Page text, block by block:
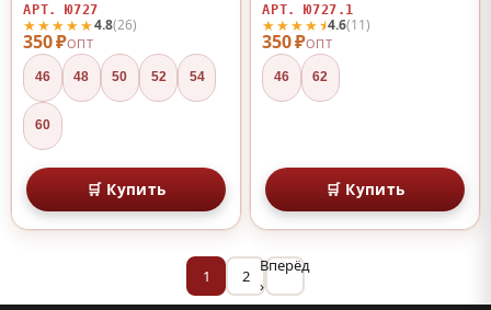
350 ₽ОПТ
★★★★★4.8(26)
АРТ. Ю727
46 48 50 52 54
60
🛒 Купить
350 ₽ОПТ
★★★★⯨4.6(11)
АРТ. Ю727.1
46 62
🛒 Купить
1 2
Вперёд
›